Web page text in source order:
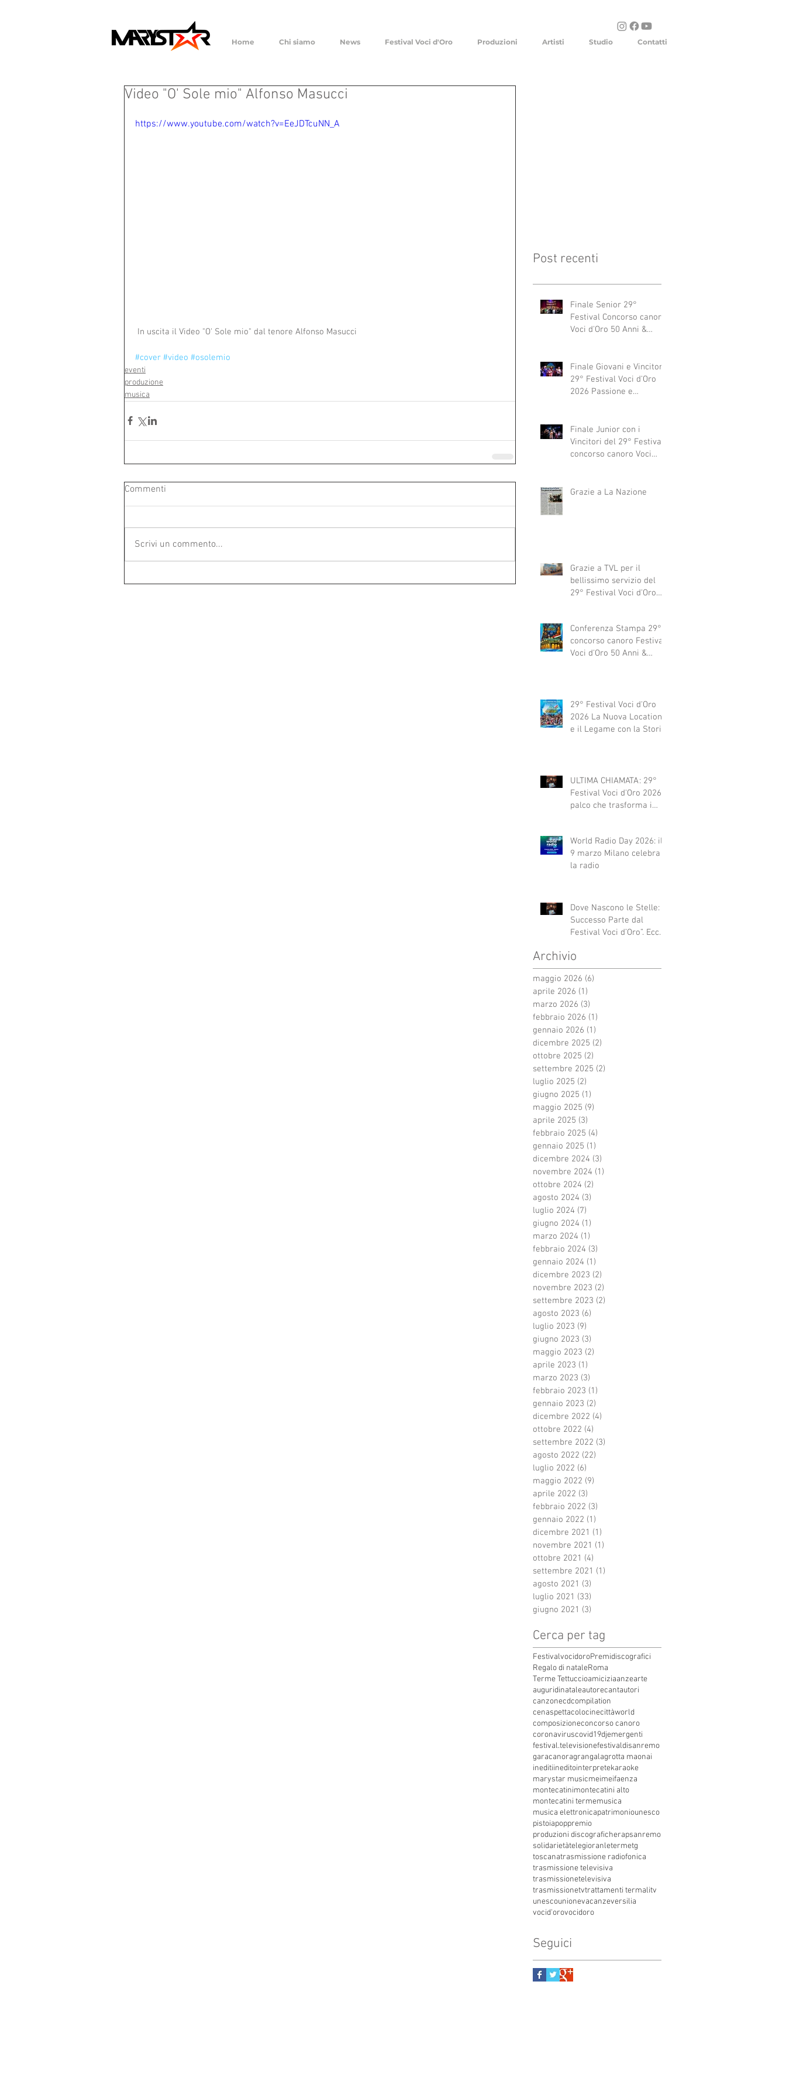
Home Chi siamo News Festival Voci d'Oro Produzioni Artisti Studio Contatti
Video "O' Sole mio" Alfonso Masucci
https://www.youtube.com/watch?v=EeJDTcuNN_A
In uscita il Video "O' Sole mio" dal tenore Alfonso Masucci
#cover #video #osolemio
eventi
produzione
musica
Commenti
Scrivi un commento...
Post recenti
Finale Senior 29°
Festival Concorso canoro
Voci d'Oro 50 Anni &
abbracciano"
Finale Giovani e Vincitori
29° Festival Voci d'Oro
2026 Passione e
Finale Junior con i
Vincitori del 29° Festival
concorso canoro Voci
Grazie a La Nazione
Grazie a TVL per il
bellissimo servizio del
29° Festival Voci d'Oro
Conferenza Stampa 29°
concorso canoro Festival
Voci d'Oro 50 Anni &
29° Festival Voci d'Oro
2026 La Nuova Location
e il Legame con la Storia
ULTIMA CHIAMATA: 29°
Festival Voci d'Oro 2026 Il
palco che trasforma i
World Radio Day 2026: il
9 marzo Milano celebra
la radio
Dove Nascono le Stelle: Il
Successo Parte dal
Festival Voci d’Oro”. Ecco
Archivio
maggio 2026 (6)
aprile 2026 (1)
marzo 2026 (3)
febbraio 2026 (1)
gennaio 2026 (1)
dicembre 2025 (2)
ottobre 2025 (2)
settembre 2025 (2)
luglio 2025 (2)
giugno 2025 (1)
maggio 2025 (9)
aprile 2025 (3)
febbraio 2025 (4)
gennaio 2025 (1)
dicembre 2024 (3)
novembre 2024 (1)
ottobre 2024 (2)
agosto 2024 (3)
luglio 2024 (7)
giugno 2024 (1)
marzo 2024 (1)
febbraio 2024 (3)
gennaio 2024 (1)
dicembre 2023 (2)
novembre 2023 (2)
settembre 2023 (2)
agosto 2023 (6)
luglio 2023 (9)
giugno 2023 (3)
maggio 2023 (2)
aprile 2023 (1)
marzo 2023 (3)
febbraio 2023 (1)
gennaio 2023 (2)
dicembre 2022 (4)
ottobre 2022 (4)
settembre 2022 (3)
agosto 2022 (22)
luglio 2022 (6)
maggio 2022 (9)
aprile 2022 (3)
febbraio 2022 (3)
gennaio 2022 (1)
dicembre 2021 (1)
novembre 2021 (1)
ottobre 2021 (4)
settembre 2021 (1)
agosto 2021 (3)
luglio 2021 (33)
giugno 2021 (3)
Cerca per tag
FestivalvocidoroPremidiscografici
Regalo di nataleRoma
Terme Tettuccioamiciziaanzearte
auguridinataleautorecantautori
canzonecdcompilation
cenaspettacolocinecittàworld
composizioneconcorso canoro
coronaviruscovid19djemergenti
festival.televisionefestivaldisanremo
garacanoragrangalagrotta maonai
ineditiineditointerpretekaraoke
marystar musicmeimeifaenza
montecatinimontecatini alto
montecatini termemusica
musica elettronicapatrimoniounesco
pistoiapoppremio
produzioni discograficherapsanremo
solidarietàtelegioranletermetg
toscanatrasmissione radiofonica
trasmissione televisiva
trasmissionetelevisiva
trasmissionetvtrattamenti termalitv
unescounionevacanzeversilia
vocid'orovocidoro
Seguici